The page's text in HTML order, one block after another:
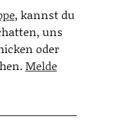
, kannst du
uns
oder
Melde